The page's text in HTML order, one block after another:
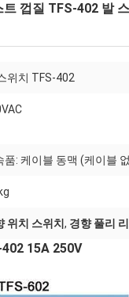
껍질 TFS-402 발
위치 TFS-402
품: 케이블 동맥 (케이블
위치 스위치 , 경향 풀리
15A 250V